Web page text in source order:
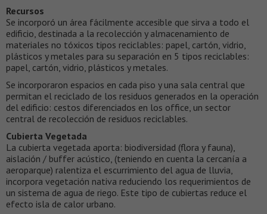
Recursos
Se incorporó un área fácilmente accesible que sirva a todo el
edificio, destinada a la recolección y almacenamiento de
materiales no tóxicos tipos reciclables: papel, cartón, vidrio,
plásticos y metales para su separación en 5 tipos reciclables:
papel, cartón, vidrio, plásticos y metales.
Se incorporaron espacios en cada piso y una sala central que
permitan el reciclado de los residuos generados en la operación
del edificio: cestos diferenciados en los office, un sector
central de recolección de residuos reciclables.
Cubierta Vegetada
La cubierta vegetada aporta: biodiversidad (flora y fauna),
aislación / buffer acústico, (teniendo en cuenta la cercanía a
aeroparque) ralentiza el escurrimiento del agua de lluvia,
incorpora vegetación nativa reduciendo los requerimientos de
un sistema de agua de riego. Este tipo de cubiertas reduce el
efecto isla de calor urbano.